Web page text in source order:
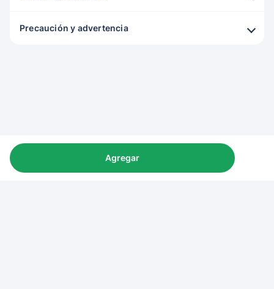
Precaución y advertencia
Agregar